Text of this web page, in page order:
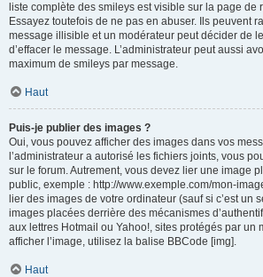
liste complète des smileys est visible sur la page de
Essayez toutefois de ne pas en abuser. Ils peuvent
message illisible et un modérateur peut décider de
d’effacer le message. L’administrateur peut aussi
maximum de smileys par message.
Haut
Puis-je publier des images ?
Oui, vous pouvez afficher des images dans vos
l’administrateur a autorisé les fichiers joints, vous
sur le forum. Autrement, vous devez lier une image
public, exemple : http://www.exemple.com/mon-
lier des images de votre ordinateur (sauf si c’est un
images placées derrière des mécanismes
aux lettres Hotmail ou Yahoo!, sites protégés par un
afficher l’image, utilisez la balise BBCode [img].
Haut